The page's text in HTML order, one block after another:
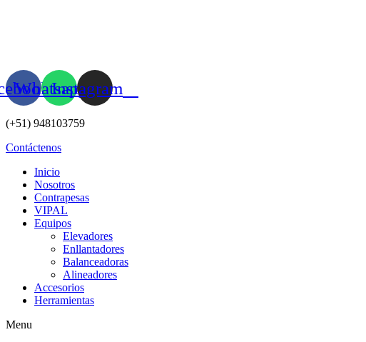
WhatsappInstagram
(+51) 948103759
Contáctenos
Inicio
Nosotros
Contrapesas
VIPAL
Equipos
Elevadores
Enllantadores
Balanceadoras
Alineadores
Accesorios
Herramientas
Menu